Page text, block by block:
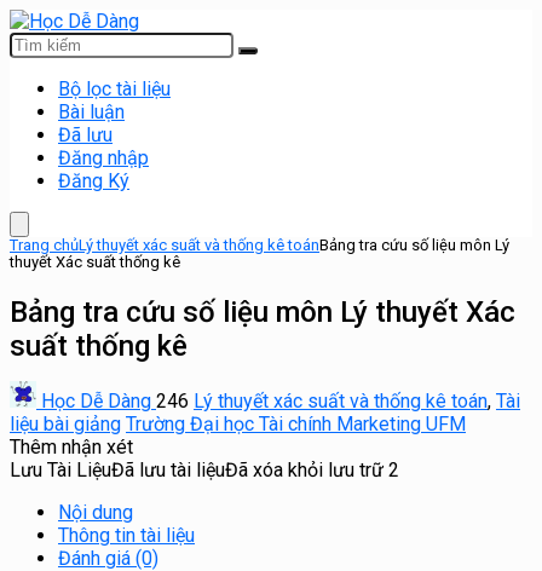
Bộ lọc tài liệu
Bài luận
Đã lưu
Đăng nhập
Đăng Ký
Trang chủLý thuyết xác suất và thống kê toánBảng tra cứu số liệu môn Lý
thuyết Xác suất thống kê
Bảng tra cứu số liệu môn Lý thuyết Xác
suất thống kê
Học Dễ Dàng 246 Lý thuyết xác suất và thống kê toán, Tài
liệu bài giảng Trường Đại học Tài chính Marketing UFM
Thêm nhận xét
Lưu Tài LiệuĐã lưu tài liệuĐã xóa khỏi lưu trữ 2
Nội dung
Thông tin tài liệu
Đánh giá (0)